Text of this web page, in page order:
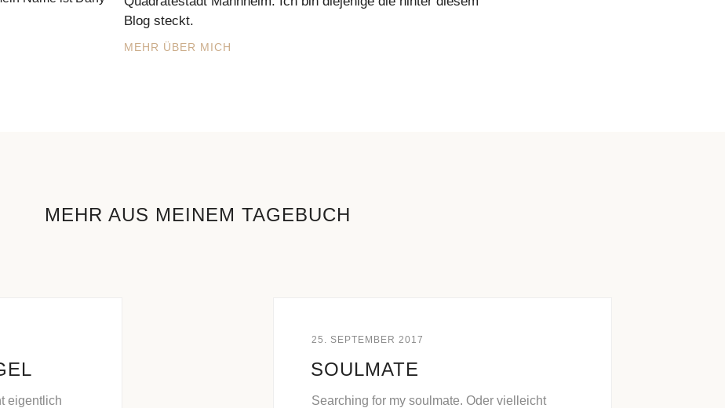
Blog steckt.
MEHR ÜBER MICH
MEHR AUS MEINEM TAGEBUCH
eigentlich
25. SEPTEMBER 2017
SOULMATE
Searching for my soulmate. Oder vielleicht